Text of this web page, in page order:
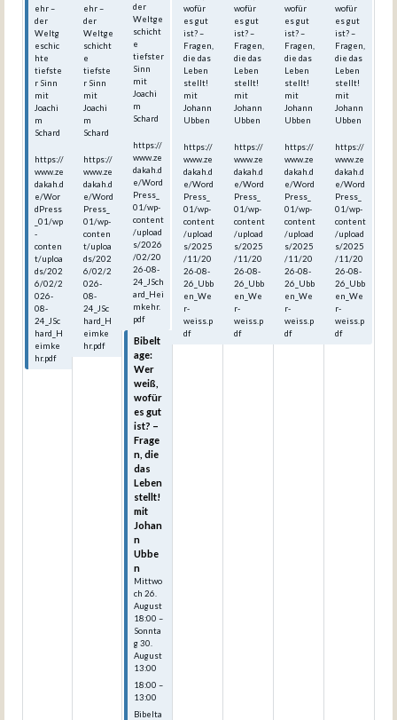
ehr –
der
Weltg
eschic
hte
tiefste
r Sinn
mit
Joachi
m
Schard
https://
www.ze
dakah.d
e/Wor
dPress
_01/wp
-
conten
t/uploa
ds/202
6/02/2
026-
08-
24_JSc
hard_H
eimke
hr.pdf
ehr –
der
Weltge
schicht
e
tiefste
r Sinn
mit
Joachi
m
Schard
https://
www.ze
dakah.d
e/Word
Press_
01/wp-
conten
t/uploa
ds/202
6/02/2
026-
08-
24_JSc
hard_H
eimke
hr.pdf
der
Weltge
schicht
e
tiefster
Sinn
mit
Joachi
m
Schard
https://
www.ze
dakah.d
e/Word
Press_
01/wp-
content
/upload
s/2026
/02/20
26-08-
24_JSch
ard_Hei
mkehr.
pdf
Bibelt
age:
Wer
weiß,
wofür
es gut
ist? –
Frage
n, die
das
Leben
stellt!
mit
Johan
n
Ubbe
n
Mittwo
ch 26.
August
18:00 –
Sonnta
g30.
August
13:00
18:00 –
13:00
Bibelta
wofür
es gut
ist? –
Fragen,
die das
Leben
stellt!
mit
Johann
Ubben
https://
www.ze
dakah.d
e/Word
Press_
01/wp-
content
/upload
s/2025
/11/20
26-08-
26_Ubb
en_We
r-
weiss.p
df
wofür
es gut
ist? –
Fragen,
die das
Leben
stellt!
mit
Johann
Ubben
https://
www.ze
dakah.d
e/Word
Press_
01/wp-
content
/upload
s/2025
/11/20
26-08-
26_Ubb
en_We
r-
weiss.p
df
wofür
es gut
ist? –
Fragen,
die das
Leben
stellt!
mit
Johann
Ubben
https://
www.ze
dakah.d
e/Word
Press_
01/wp-
content
/upload
s/2025
/11/20
26-08-
26_Ubb
en_We
r-
weiss.p
df
wofür
es gut
ist? –
Fragen,
die das
Leben
stellt!
mit
Johann
Ubben
https://
www.ze
dakah.d
e/Word
Press_
01/wp-
content
/upload
s/2025
/11/20
26-08-
26_Ubb
en_We
r-
weiss.p
df